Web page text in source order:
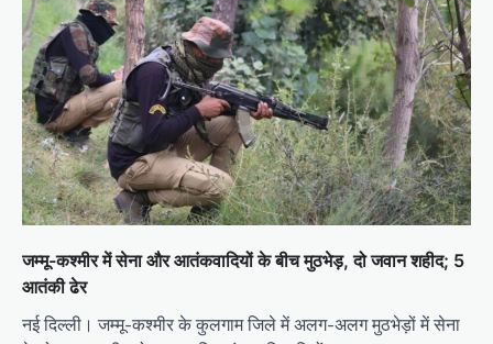
जम्मू-कश्मीर में सेना और आतंकवादियों के बीच मुठभेड़, दो जवान शहीद; 5
आतंकी ढेर
नई दिल्ली। जम्मू-कश्मीर के कुलगाम जिले में अलग-अलग मुठभेड़ों में सेना